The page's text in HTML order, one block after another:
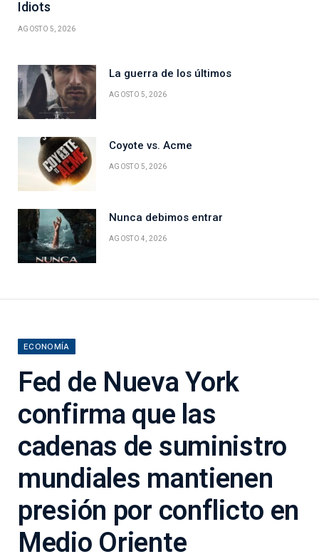
Idiots
AGOSTO 5, 2026
La guerra de los últimos
AGOSTO 5, 2026
Coyote vs. Acme
AGOSTO 5, 2026
Nunca debimos entrar
AGOSTO 4, 2026
ECONOMÍA
Fed de Nueva York
confirma que las
cadenas de suministro
mundiales mantienen
presión por conflicto en
Medio Oriente